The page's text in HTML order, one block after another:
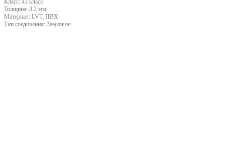
Толщина: 3.2 мм
Материал: LVT, ПВХ
Тип соединения: Замковое